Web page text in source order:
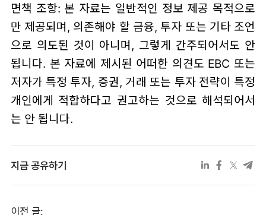
면책 조항: 본 자료는 일반적인 정보 제공 목적으로
만 제공되며, 의존해야 할 금융, 투자 또는 기타 조언
으로 의도된 것이 아니며, 그렇게 간주되어서도 안
됩니다. 본 자료에 제시된 어떠한 의견도 EBC 또는
저자가 특정 투자, 증권, 거래 또는 투자 전략이 특정
개인에게 적합하다고 권고하는 것으로 해석되어서
는 안 됩니다.
지금 공유하기
이전 글: